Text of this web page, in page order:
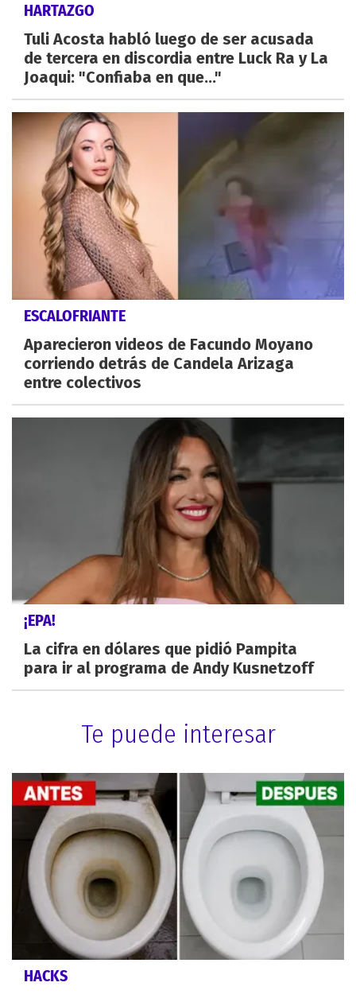
HARTAZGO
Tuli Acosta habló luego de ser acusada
de tercera en discordia entre Luck Ra y La
Joaqui: "Confiaba en que..."
ESCALOFRIANTE
Aparecieron videos de Facundo Moyano
corriendo detrás de Candela Arizaga
entre colectivos
¡EPA!
La cifra en dólares que pidió Pampita
para ir al programa de Andy Kusnetzoff
Te puede interesar
HACKS